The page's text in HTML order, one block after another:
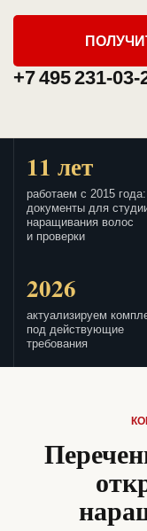
+7 495 231-03-
11 лет
работаем с 2015 года:
документы для
наращивания волос
и проверки
2026
актуализируем
под действующие
требования